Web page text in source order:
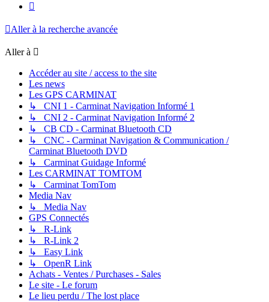
Aller à la recherche avancée
Aller à
Accéder au site / access to the site
Les news
Les GPS CARMINAT
↳ CNI 1 - Carminat Navigation Informé 1
↳ CNI 2 - Carminat Navigation Informé 2
↳ CB CD - Carminat Bluetooth CD
↳ CNC - Carminat Navigation & Communication /
Carminat Bluetooth DVD
↳ Carminat Guidage Informé
Les CARMINAT TOMTOM
↳ Carminat TomTom
Media Nav
↳ Media Nav
GPS Connectés
↳ R-Link
↳ R-Link 2
↳ Easy Link
↳ OpenR Link
Achats - Ventes / Purchases - Sales
Le site - Le forum
Le lieu perdu / The lost place